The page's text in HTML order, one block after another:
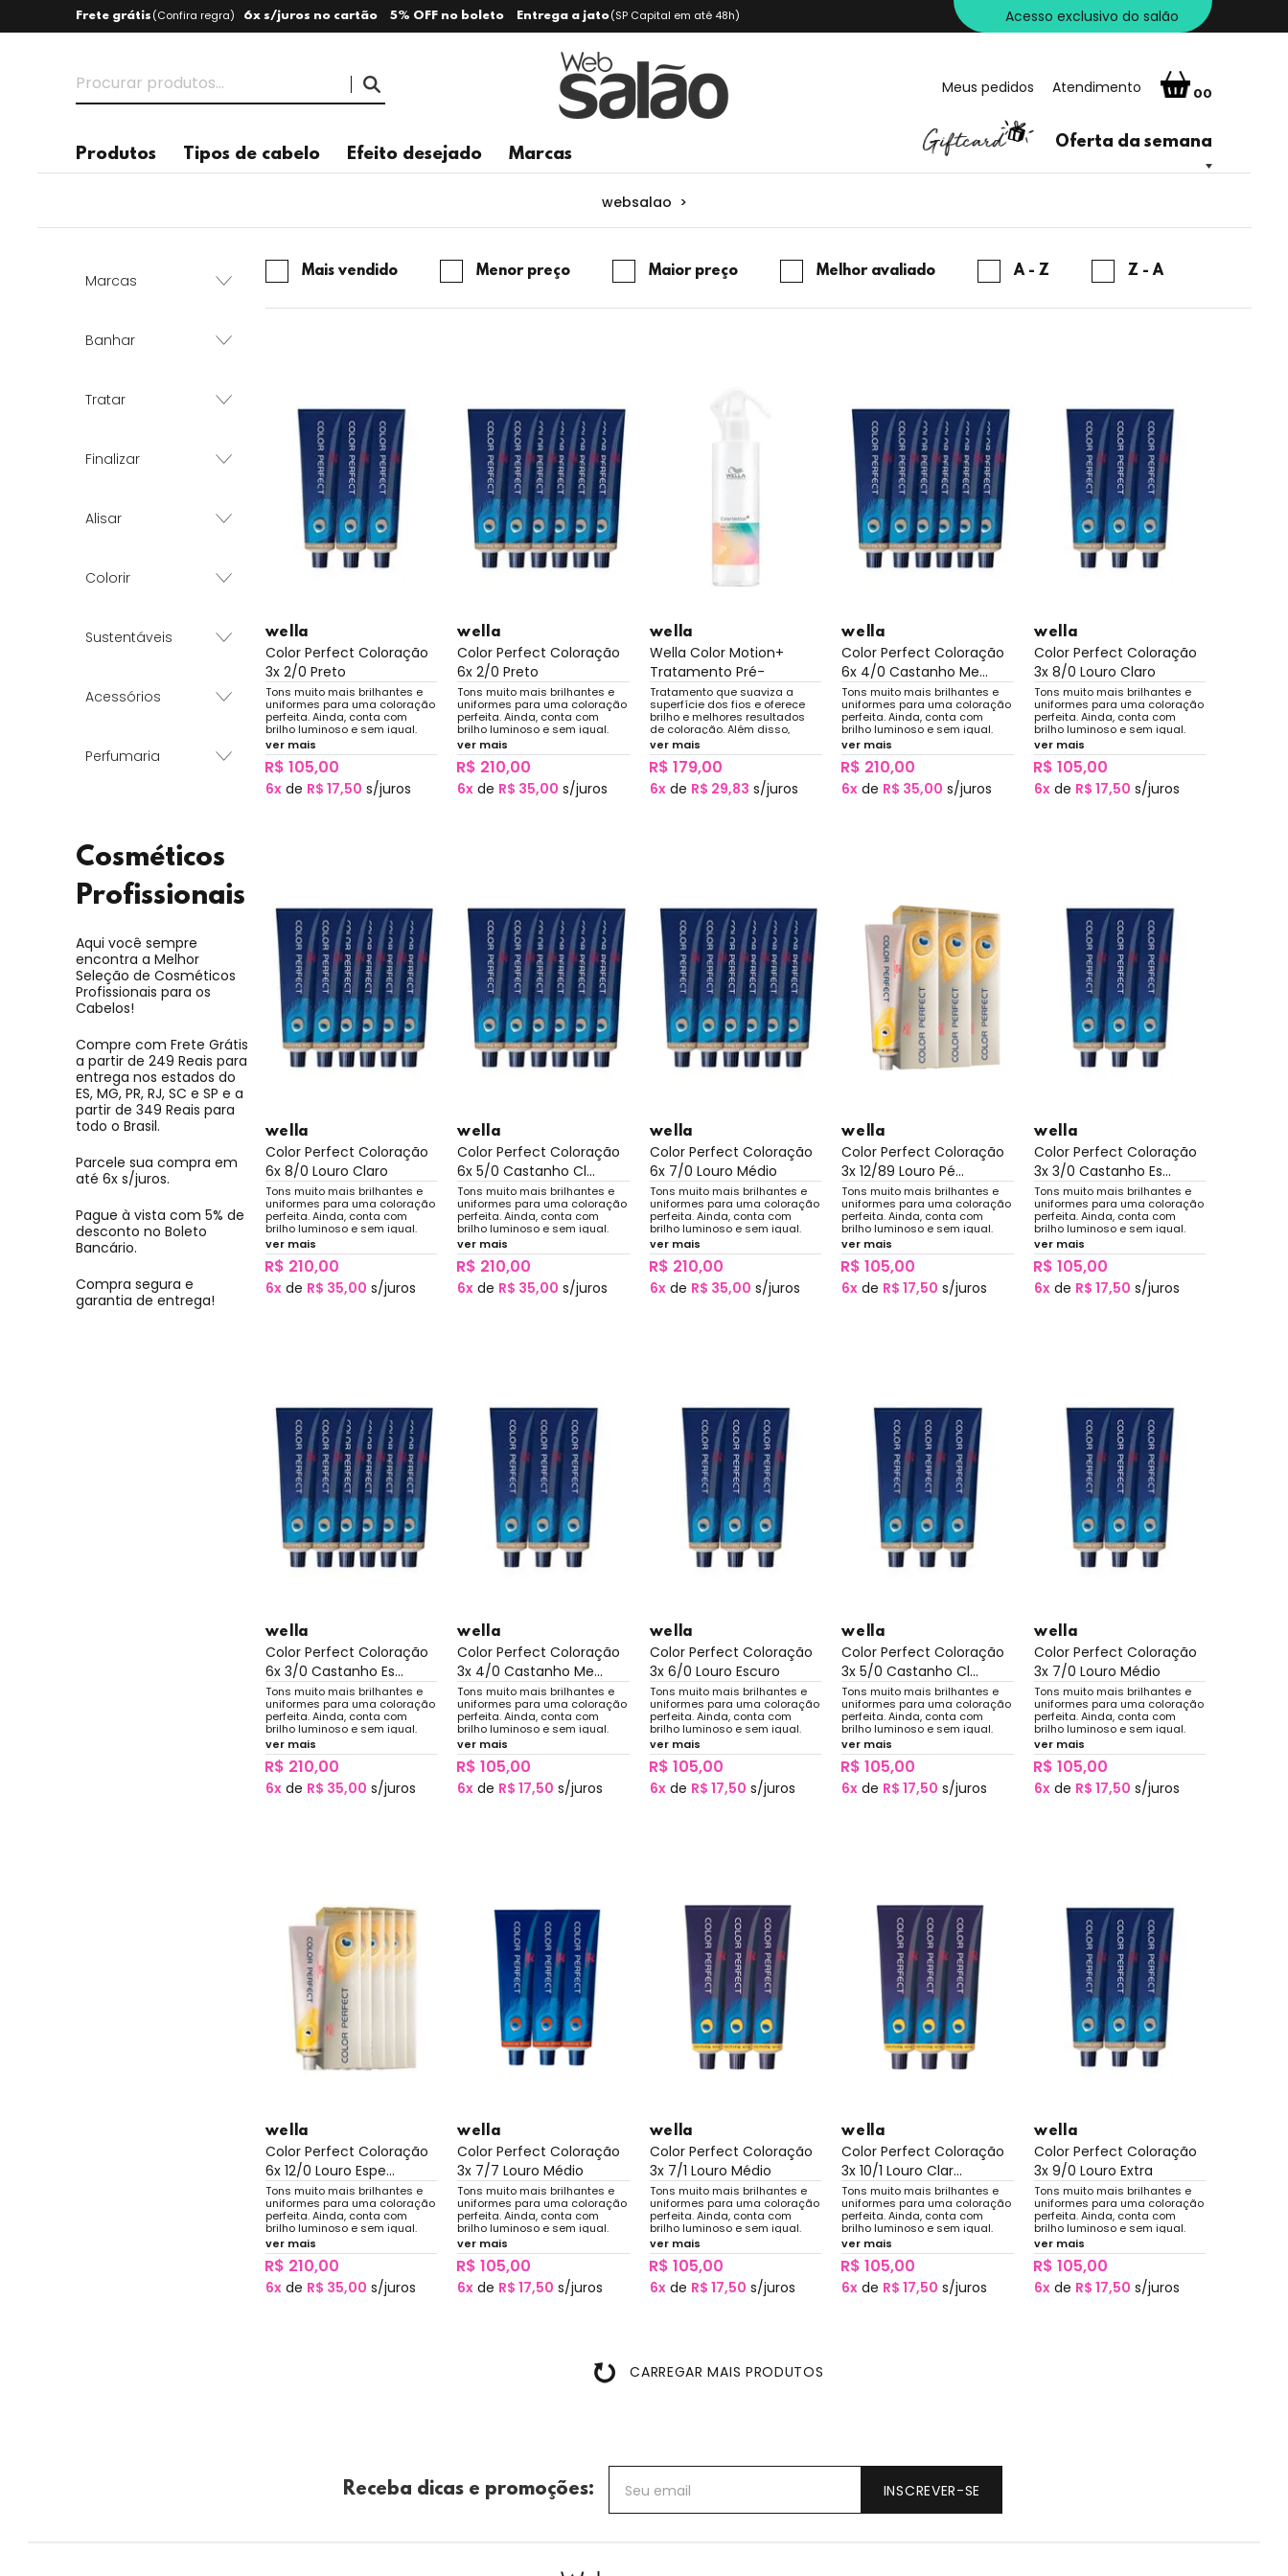
Frete grátis (Confira regra) 6x s/juros no cartão 5% OFF no boleto Entrega a jato(SP Capital em até 48h) Acesso exclusivo do salão
Meus pedidos Atendimento 00
Produtos Tipos de cabelo Efeito desejado Marcas
Oferta da semana
websalao >
Marcas
Banhar
Tratar
Finalizar
Alisar
Colorir
Sustentáveis
Acessórios
Perfumaria
Cosméticos
Profissionais
Aqui você sempre
encontra a Melhor
Seleção de Cosméticos
Profissionais para os
Cabelos!
Compre com Frete Grátis
a partir de 249 Reais para
entrega nos estados do
ES, MG, PR, RJ, SC e SP e a
partir de 349 Reais para
todo o Brasil.
Parcele sua compra em
até 6x s/juros.
Pague à vista com 5% de
desconto no Boleto
Bancário.
Compra segura e
garantia de entrega!
Mais vendido Menor preço Maior preço Melhor avaliado A - Z Z - A
wella
Color Perfect Coloração
3x 2/0 Preto
Tons muito mais brilhantes e
uniformes para uma coloração
perfeita. Ainda, conta com
brilho luminoso e sem igual.
ver mais
R$ 105,00
6xde R$ 17,50 s/juros
wella
Color Perfect Coloração
6x 2/0 Preto
Tons muito mais brilhantes e
uniformes para uma coloração
perfeita. Ainda, conta com
brilho luminoso e sem igual.
ver mais
R$ 210,00
6x de R$ 35,00 s/juros
wella
Wella Color Motion+
Tratamento Pré-
coloraç...
Tratamento que suaviza a
superfície dos fios e oferece
brilho e melhores resultados
de coloração. Além disso,
serve como preparação para o
serviço de coloração, o que
garente um resultado de cor
uniforme.
ver mais
R$ 179,00
6xde R$ 29,83 s/juros
wella
Color Perfect Coloração
6x 4/0 Castanho Me...
Tons muito mais brilhantes e
uniformes para uma coloração
perfeita. Ainda, conta com
brilho luminoso e sem igual.
ver mais
R$ 210,00
6x de R$ 35,00 s/juros
wella
Color Perfect Coloração
3x 8/0 Louro Claro
Tons muito mais brilhantes e
uniformes para uma coloração
perfeita. Ainda, conta com
brilho luminoso e sem igual.
ver mais
R$ 105,00
6xde R$ 17,50 s/juros
wella
Color Perfect Coloração
6x 8/0 Louro Claro
Tons muito mais brilhantes e
uniformes para uma coloração
perfeita. Ainda, conta com
brilho luminoso e sem igual.
ver mais
R$ 210,00
6xde R$ 35,00 s/juros
wella
Color Perfect Coloração
6x 5/0 Castanho Cl...
Tons muito mais brilhantes e
uniformes para uma coloração
perfeita. Ainda, conta com
brilho luminoso e sem igual.
ver mais
R$ 210,00
6x de R$ 35,00 s/juros
wella
Color Perfect Coloração
6x 7/0 Louro Médio
Tons muito mais brilhantes e
uniformes para uma coloração
perfeita. Ainda, conta com
brilho luminoso e sem igual.
ver mais
R$ 210,00
6xde R$ 35,00 s/juros
wella
Color Perfect Coloração
3x 12/89 Louro Pé...
Tons muito mais brilhantes e
uniformes para uma coloração
perfeita. Ainda, conta com
brilho luminoso e sem igual.
ver mais
R$ 105,00
6x de R$ 17,50 s/juros
wella
Color Perfect Coloração
3x 3/0 Castanho Es...
Tons muito mais brilhantes e
uniformes para uma coloração
perfeita. Ainda, conta com
brilho luminoso e sem igual.
ver mais
R$ 105,00
6xde R$ 17,50 s/juros
wella
Color Perfect Coloração
6x 3/0 Castanho Es...
Tons muito mais brilhantes e
uniformes para uma coloração
perfeita. Ainda, conta com
brilho luminoso e sem igual.
ver mais
R$ 210,00
6xde R$ 35,00 s/juros
wella
Color Perfect Coloração
3x 4/0 Castanho Me...
Tons muito mais brilhantes e
uniformes para uma coloração
perfeita. Ainda, conta com
brilho luminoso e sem igual.
ver mais
R$ 105,00
6x de R$ 17,50 s/juros
wella
Color Perfect Coloração
3x 6/0 Louro Escuro
Tons muito mais brilhantes e
uniformes para uma coloração
perfeita. Ainda, conta com
brilho luminoso e sem igual.
ver mais
R$ 105,00
6xde R$ 17,50 s/juros
wella
Color Perfect Coloração
3x 5/0 Castanho Cl...
Tons muito mais brilhantes e
uniformes para uma coloração
perfeita. Ainda, conta com
brilho luminoso e sem igual.
ver mais
R$ 105,00
6x de R$ 17,50 s/juros
wella
Color Perfect Coloração
3x 7/0 Louro Médio
Tons muito mais brilhantes e
uniformes para uma coloração
perfeita. Ainda, conta com
brilho luminoso e sem igual.
ver mais
R$ 105,00
6xde R$ 17,50 s/juros
wella
Color Perfect Coloração
6x 12/0 Louro Espe...
Tons muito mais brilhantes e
uniformes para uma coloração
perfeita. Ainda, conta com
brilho luminoso e sem igual.
ver mais
R$ 210,00
6xde R$ 35,00 s/juros
wella
Color Perfect Coloração
3x 7/7 Louro Médio
Tons muito mais brilhantes e
uniformes para uma coloração
perfeita. Ainda, conta com
brilho luminoso e sem igual.
ver mais
R$ 105,00
6x de R$ 17,50 s/juros
wella
Color Perfect Coloração
3x 7/1 Louro Médio
Tons muito mais brilhantes e
uniformes para uma coloração
perfeita. Ainda, conta com
brilho luminoso e sem igual.
ver mais
R$ 105,00
6xde R$ 17,50 s/juros
wella
Color Perfect Coloração
3x 10/1 Louro Clar...
Tons muito mais brilhantes e
uniformes para uma coloração
perfeita. Ainda, conta com
brilho luminoso e sem igual.
ver mais
R$ 105,00
6x de R$ 17,50 s/juros
wella
Color Perfect Coloração
3x 9/0 Louro Extra
Tons muito mais brilhantes e
uniformes para uma coloração
perfeita. Ainda, conta com
brilho luminoso e sem igual.
ver mais
R$ 105,00
6xde R$ 17,50 s/juros
CARREGAR MAIS PRODUTOS
Receba dicas e promoções: INSCREVER-SE